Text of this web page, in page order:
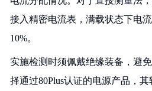
接入精密电流表，满载状态下电
10%。
实施检测时须佩戴绝缘装备，避
择通过80Plus认证的电源产品，